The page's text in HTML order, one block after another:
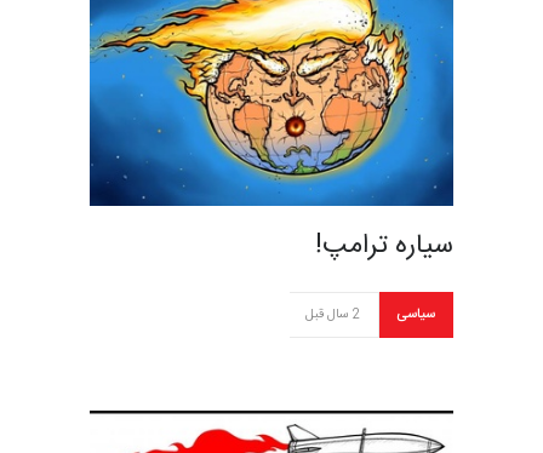
سیاره ترامپ!
سیاسی 2 سال قبل